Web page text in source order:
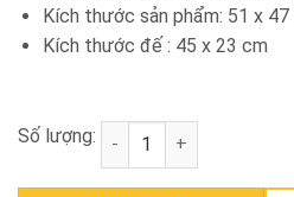
Kích thước sản phẩm: 51 x
Kích thước đế : 45 x 23 cm
Số lượng: Xe đẩy hàng 2 bánh